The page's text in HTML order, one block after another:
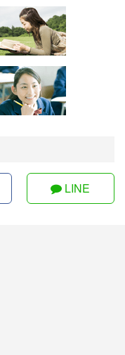
LINE